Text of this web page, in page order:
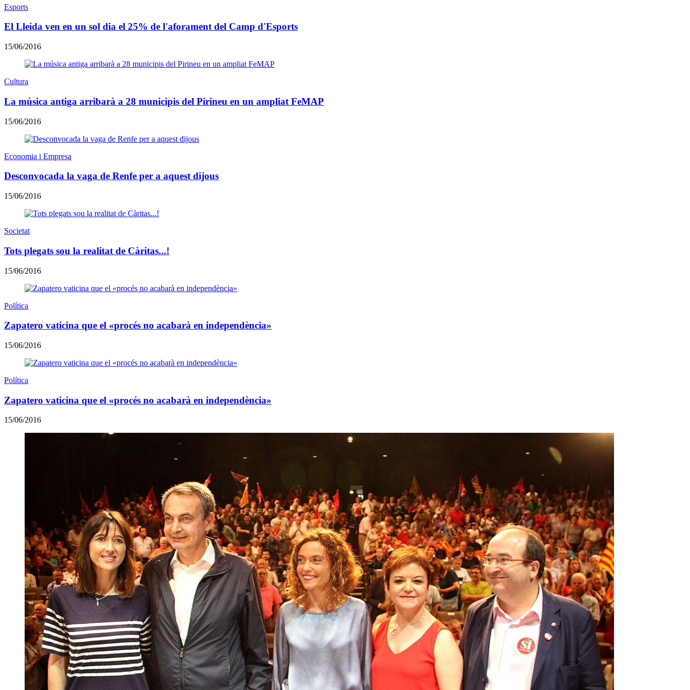
Esports
El Lleida ven en un sol dia el 25% de l'aforament del Camp d'Esports
15/06/2016
Cultura
La música antiga arribarà a 28 municipis del Pirineu en un ampliat FeMAP
15/06/2016
Economia i Empresa
Desconvocada la vaga de Renfe per a aquest dijous
15/06/2016
Societat
Tots plegats sou la realitat de Càritas...!
15/06/2016
Política
Zapatero vaticina que el «procés no acabarà en independència»
15/06/2016
Política
Zapatero vaticina que el «procés no acabarà en independència»
15/06/2016